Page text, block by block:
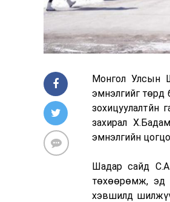
Монгол Улсын
эмнэлгийг төрд
зохицуулалтйн
захирал
эмнэлгийн
Шадар сайд
төхөөрөмж, эд
хэвшилд